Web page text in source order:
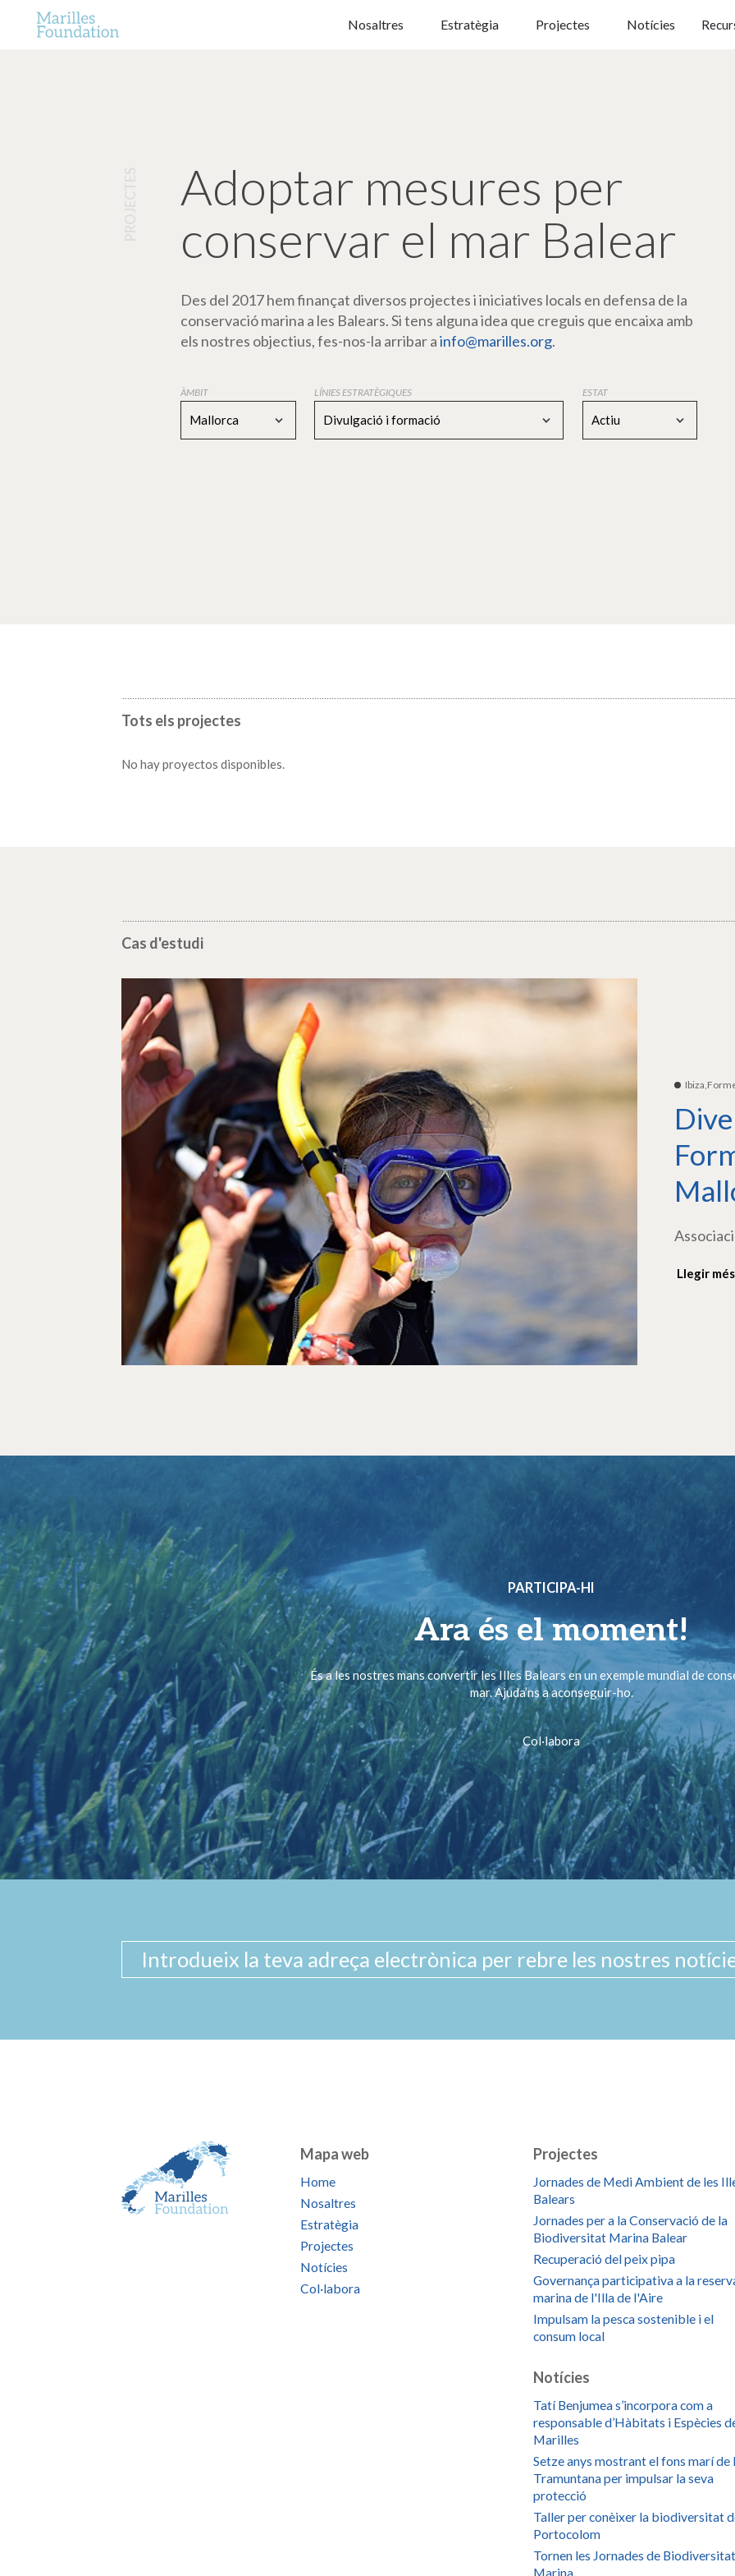
Nosaltres Estratègia Projectes Notícies
Adoptar mesures per
conservar el mar Balear
Des del 2017 hem finançat diversos projectes i iniciatives locals en defensa de la
conservació marina a les Balears. Si tens alguna idea que creguis que encaixa amb
els nostres objectius, fes-nos-la arribar ainfo@marilles.org.
ÀMBIT
Mallorca
LÍNIES ESTRATÈGIQUES
Divulgació i formació
ESTAT
Actiu
Tots els projectes
No hay proyectos disponibles.
Cas d'estudi
Llegir més
PARTICIPA-HI
Ara és el moment!
És a les nostres mans convertir les Illes Balears en un exemple mundial de
mar. Ajuda’ns a aconseguir-ho.
Col·labora
Mapa web
Home
Nosaltres
Estratègia
Projectes
Notícies
Col·labora
Projectes
Jornades de Medi Ambient de les
Balears
Jornades per a la Conservació de la
Biodiversitat Marina Balear
Recuperació del peix pipa
Governança participativa a la
marina de l'Illa de l'Aire
Impulsam la pesca sostenible i el
consum local
Notícies
Tatí Benjumea s’incorpora com a
responsable d’Hàbitats i Espècies
Marilles
Setze anys mostrant el fons marí de
Tramuntana per impulsar la seva
protecció
Taller per conèixer la biodiversitat
Portocolom
Tornen les Jornades de Biodiversitat
Marina